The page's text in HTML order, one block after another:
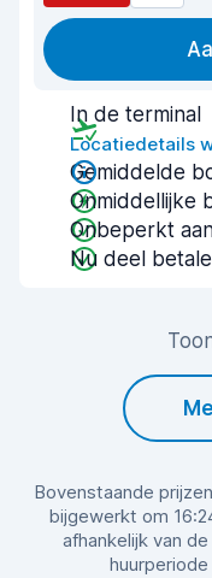
In de terminal
Locatiedetails
Gemiddelde
Onmiddellijke
Onbeperkt
Nu deel
Bovenstaande
bijgewerkt om
afhankelijk van